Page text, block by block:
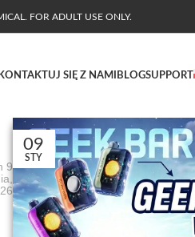
FOR ADULT USE ONLY.
SIĘ Z NAMI BLOGSUPPORT
9
09
STY